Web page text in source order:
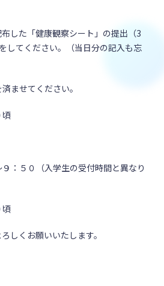
した「健康観察シート」の提出（3
してください。（当日分の記入も忘
せてください。
：５０（入学生の受付時間と異なり
しくお願いいたします。